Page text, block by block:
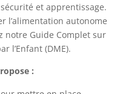
et apprentissage.
l’alimentation autonome
notre Guide Complet sur
l’Enfant (DME).
: